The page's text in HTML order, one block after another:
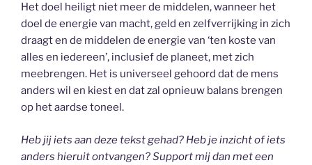
Het doel heiligt niet meer de middelen, wanneer het
doel de energie van macht, geld en zelfverrijking in zich
draagt en de middelen de energie van ‘ten koste van
alles en iedereen’, inclusief de planeet, met zich
meebrengen. Het is universeel gehoord dat de mens
anders wil en kiest en dat zal opnieuw balans brengen
op het aardse toneel.
Heb jij iets aan deze tekst gehad? Heb je inzicht of iets
anders hieruit ontvangen? Support mij dan met een